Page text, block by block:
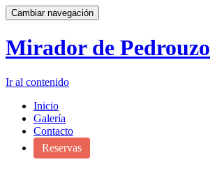
Cambiar navegación
Mirador de Pedrouzo
Ir al contenido
Inicio
Galería
Contacto
Reservas